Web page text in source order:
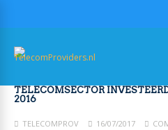
TELECOMSECTOR
2016
TELECOMPROV 16/07/2017